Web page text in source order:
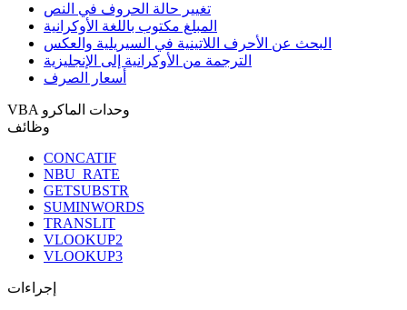
تغيير حالة الحروف في النص
المبلغ مكتوب باللغة الأوكرانية
البحث عن الأحرف اللاتينية في السيريلية والعكس
الترجمة من الأوكرانية إلى الإنجليزية
أسعار الصرف
VBA وحدات الماكرو
وظائف
CONCATIF
NBU_RATE
GETSUBSTR
SUMINWORDS
TRANSLIT
VLOOKUP2
VLOOKUP3
إجراءات